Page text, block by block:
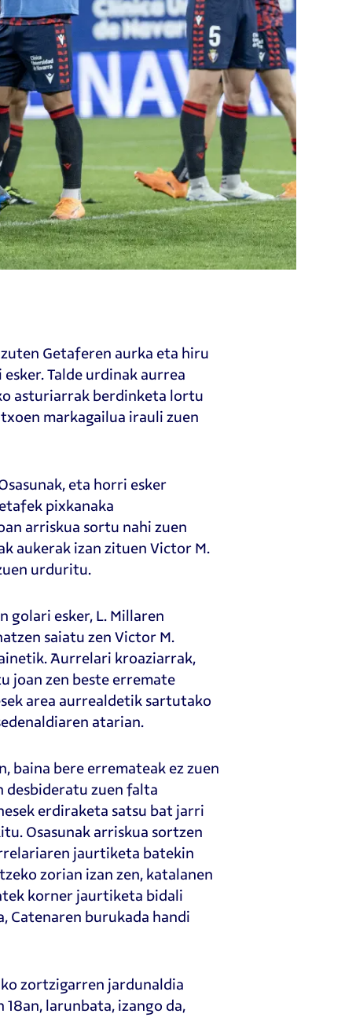
Getaferen aurka eta hiru
Talde urdinak aurrea
asturiarrak berdinketa lortu
markagailua irauli zuen
eta horri esker
pixkanaka
arriskua sortu nahi zuen
aukerak izan zituen Victor M.
urduritu.
golari esker, L. Millaren
saiatu zen Victor M.
Aurrelari kroaziarrak,
joan zen beste erremate
area aurrealdetik sartutako
atarian.
baina bere erremateak ez zuen
desbideratu zuen falta
erdiraketa satsu bat jarri
Osasunak arriskua sortzen
jaurtiketa batekin
zorian izan zen, katalanen
korner jaurtiketa bidali
Catenaren burukada handi
zortzigarren jardunaldia
larunbata, izango da,